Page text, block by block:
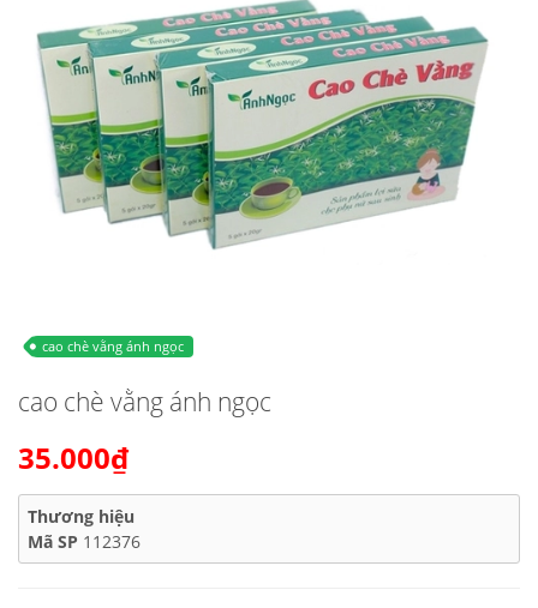
cao chè vằng ánh ngọc
cao chè vằng ánh ngọc
35.000₫
Thương hiệu
Mã SP 112376